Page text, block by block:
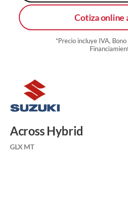
Cotiza online
*Precio incluye IVA,
Across Hybrid
GLX MT